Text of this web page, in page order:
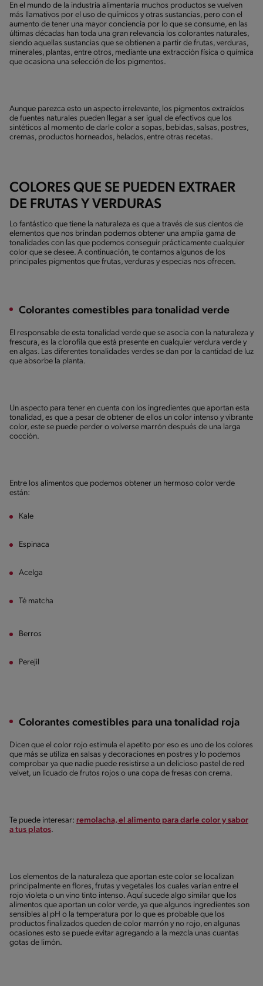
En el mundo de la industria alimentaria muchos productos se vuelven
más llamativos por el uso de químicos y otras sustancias, pero con el
aumento de tener una mayor conciencia por lo que se consume, en las
últimas décadas han toda una gran relevancia los colorantes naturales,
siendo aquellas sustancias que se obtienen a partir de frutas, verduras,
minerales, plantas, entre otros, mediante una extracción física o química
que ocasiona una selección de los pigmentos.
Aunque parezca esto un aspecto irrelevante, los pigmentos extraídos
de fuentes naturales pueden llegar a ser igual de efectivos que los
sintéticos al momento de darle color a sopas, bebidas, salsas, postres,
cremas, productos horneados, helados, entre otras recetas.
COLORES QUE SE PUEDEN EXTRAER
DE FRUTAS Y VERDURAS
Lo fantástico que tiene la naturaleza es que a través de sus cientos de
elementos que nos brindan podemos obtener una amplia gama de
tonalidades con las que podemos conseguir prácticamente cualquier
color que se desee. A continuación, te contamos algunos de los
principales pigmentos que frutas, verduras y especias nos ofrecen.
Colorantes comestibles para tonalidad verde
El responsable de esta tonalidad verde que se asocia con la naturaleza y
frescura, es la clorofila que está presente en cualquier verdura verde y
en algas. Las diferentes tonalidades verdes se dan por la cantidad de luz
que absorbe la planta.
Un aspecto para tener en cuenta con los ingredientes que aportan esta
tonalidad, es que a pesar de obtener de ellos un color intenso y vibrante
color, este se puede perder o volverse marrón después de una larga
cocción.
Entre los alimentos que podemos obtener un hermoso color verde
están:
Kale
Espinaca
Acelga
Té matcha
Berros
Perejil
Colorantes comestibles para una tonalidad roja
Dicen que el color rojo estimula el apetito por eso es uno de los colores
que más se utiliza en salsas y decoraciones en postres y lo podemos
comprobar ya que nadie puede resistirse a un delicioso pastel de red
velvet, un licuado de frutos rojos o una copa de fresas con crema.
Te puede interesar: remolacha, el alimento para darle color y sabor
a tus platos.
Los elementos de la naturaleza que aportan este color se localizan
principalmente en flores, frutas y vegetales los cuales varían entre el
rojo violeta o un vino tinto intenso. Aquí sucede algo similar que los
alimentos que aportan un color verde, ya que algunos ingredientes son
sensibles al pH o la temperatura por lo que es probable que los
productos finalizados queden de color marrón y no rojo, en algunas
ocasiones esto se puede evitar agregando a la mezcla unas cuantas
gotas de limón.